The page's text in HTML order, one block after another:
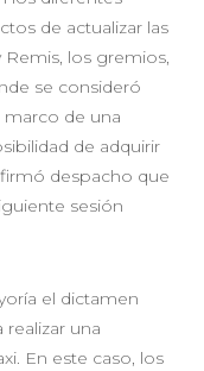
de actualizar las
Remis, los gremios,
se consideró
de una
de adquirir
despacho que
sesión
el dictamen
una
En este caso, los